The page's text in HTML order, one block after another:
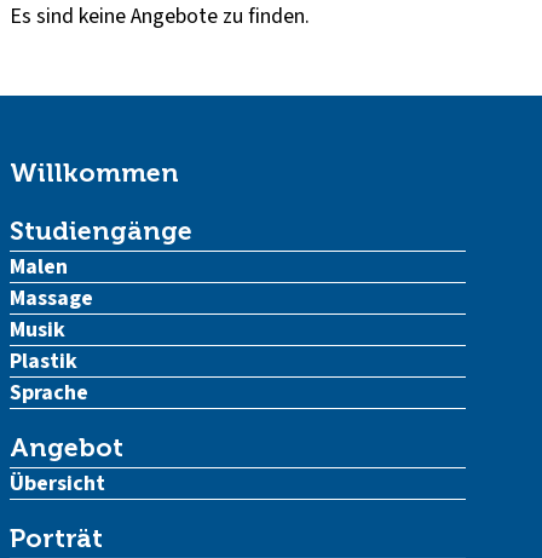
Es sind keine Angebote zu finden.
Willkommen
Studiengänge
Malen
Massage
Musik
Plastik
Sprache
Angebot
Übersicht
Porträt